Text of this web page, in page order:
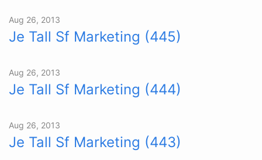
Aug 26, 2013
Je Tall Sf Marketing (445)
Aug 26, 2013
Je Tall Sf Marketing (444)
Aug 26, 2013
Je Tall Sf Marketing (443)